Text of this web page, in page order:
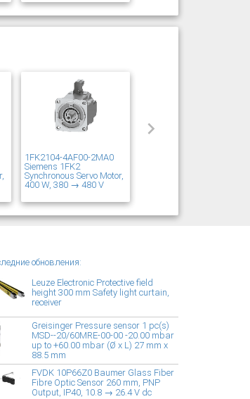
1FK2104-4AF00-2MA0
Siemens 1FK2
Synchronous Servo Motor,
400 W, 380 → 480 V
обновления:
Leuze Electronic Protective field
height 300 mm Safety light curtain,
receiver
Greisinger Pressure sensor 1 pc(s)
MSD--20/60MRE-00-00 -20.00 mbar
up to +60.00 mbar (Ø x L) 27 mm x
88.5 mm
FVDK 10P66Z0 Baumer Glass Fiber
Fibre Optic Sensor 260 mm, PNP
Output, IP40, 10.8 → 26.4 V dc